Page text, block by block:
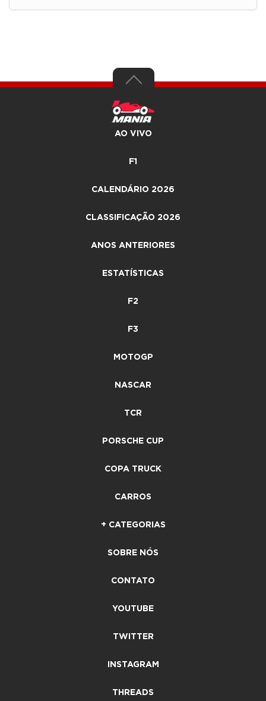
AO VIVO
F1
CALENDÁRIO 2026
CLASSIFICAÇÃO 2026
ANOS ANTERIORES
ESTATÍSTICAS
F2
F3
MOTOGP
NASCAR
TCR
PORSCHE CUP
COPA TRUCK
CARROS
+ CATEGORIAS
SOBRE NÓS
CONTATO
YOUTUBE
TWITTER
INSTAGRAM
THREADS